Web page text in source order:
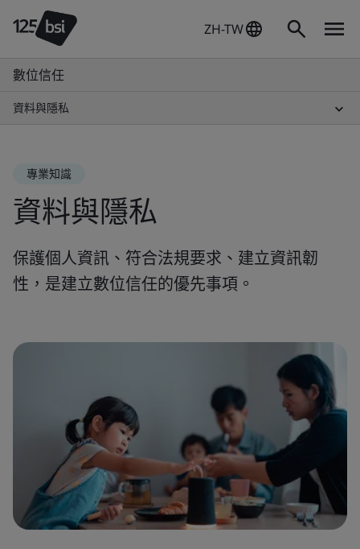
ZH-TW
數位信任
資料與隱私
專業知識
資料與隱私
保護個人資訊、符合法規要求、建立資訊韌
性，是建立數位信任的優先事項。